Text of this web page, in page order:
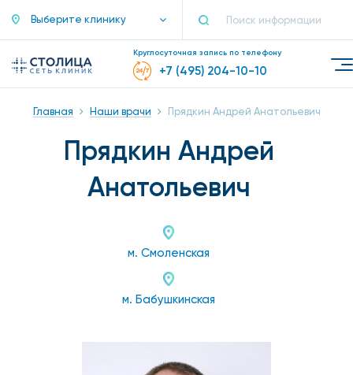
Выберите клинику
Круглосуточная запись по телефону
+7 (495) 204-10-10
Главная Наши врачи Прядкин Андрей Анатольевич
Прядкин Андрей
Анатольевич
м. Смоленская
м. Бабушкинская